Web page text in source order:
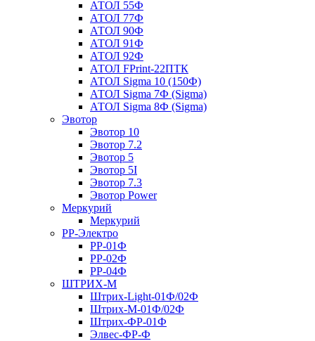
АТОЛ 55Ф
АТОЛ 77Ф
АТОЛ 90Ф
АТОЛ 91Ф
АТОЛ 92Ф
АТОЛ FPrint-22ПТК
АТОЛ Sigma 10 (150Ф)
АТОЛ Sigma 7Ф (Sigma)
АТОЛ Sigma 8Ф (Sigma)
Эвотор
Эвотор 10
Эвотор 7.2
Эвотор 5
Эвотор 5I
Эвотор 7.3
Эвотор Power
Меркурий
Меркурий
РР-Электро
РР-01Ф
РР-02Ф
РР-04Ф
ШТРИХ-М
Штрих-Light-01Ф/02Ф
Штрих-М-01Ф/02Ф
Штрих-ФР-01Ф
Элвес-ФР-Ф